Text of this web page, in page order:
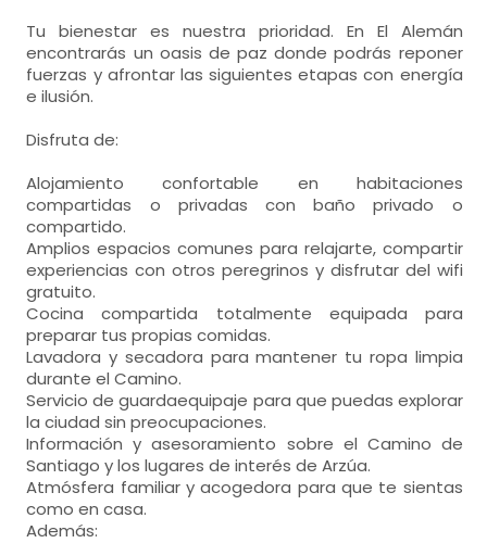
Tu bienestar es nuestra prioridad. En El Alemán
encontrarás un oasis de paz donde podrás reponer
fuerzas y afrontar las siguientes etapas con energía
e ilusión.
Disfruta de:
Alojamiento confortable en habitaciones
compartidas o privadas con baño privado o
compartido.
Amplios espacios comunes para relajarte, compartir
experiencias con otros peregrinos y disfrutar del wifi
gratuito.
Cocina compartida totalmente equipada para
preparar tus propias comidas.
Lavadora y secadora para mantener tu ropa limpia
durante el Camino.
Servicio de guardaequipaje para que puedas explorar
la ciudad sin preocupaciones.
Información y asesoramiento sobre el Camino de
Santiago y los lugares de interés de Arzúa.
Atmósfera familiar y acogedora para que te sientas
como en casa.
Además: